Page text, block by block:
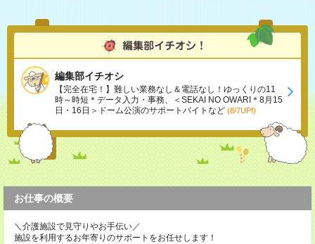
編集部イチオシ
【完全在宅！】難しい業務なし＆電話なし！ゆっくりの11
時～時短＊データ入力・事務、＜SEKAI NO OWARI＊8月15
日・16日＞ドーム公演のサポートバイトなど (8/7UP!)
お仕事の概要
＼介護施設で見守りやお手伝い／
施設を利用するお年寄りのサポートをお任せします！